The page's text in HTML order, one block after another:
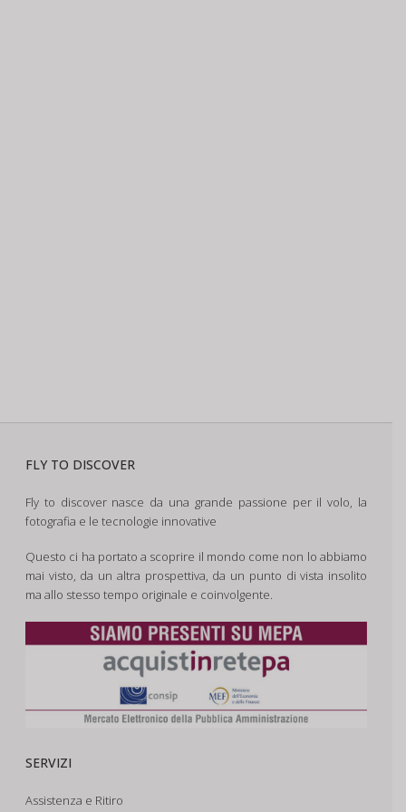
FLY TO DISCOVER
Fly to discover nasce da una grande passione per il volo, la
fotografia e le tecnologie innovative
Questo ci ha portato a scoprire il mondo come non lo abbiamo
mai visto, da un altra prospettiva, da un punto di vista insolito
ma allo stesso tempo originale e coinvolgente.
SERVIZI
Assistenza e Ritiro